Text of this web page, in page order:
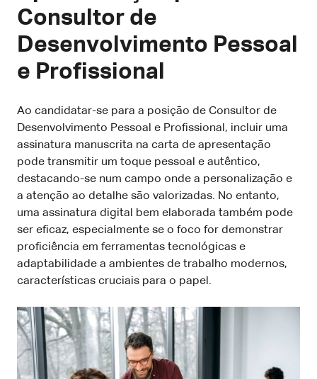
Consultor de
Desenvolvimento Pessoal
e Profissional
Ao candidatar-se para a posição de Consultor de
Desenvolvimento Pessoal e Profissional, incluir uma
assinatura manuscrita na carta de apresentação
pode transmitir um toque pessoal e autêntico,
destacando-se num campo onde a personalização e
a atenção ao detalhe são valorizadas. No entanto,
uma assinatura digital bem elaborada também pode
ser eficaz, especialmente se o foco for demonstrar
proficiência em ferramentas tecnológicas e
adaptabilidade a ambientes de trabalho modernos,
características cruciais para o papel.